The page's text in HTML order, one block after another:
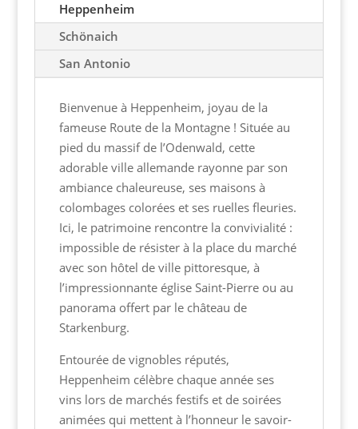
Heppenheim
Schönaich
San Antonio
Bienvenue à Heppenheim, joyau de la
fameuse Route de la Montagne ! Située au
pied du massif de l’Odenwald, cette
adorable ville allemande rayonne par son
ambiance chaleureuse, ses maisons à
colombages colorées et ses ruelles fleuries.
Ici, le patrimoine rencontre la convivialité :
impossible de résister à la place du marché
avec son hôtel de ville pittoresque, à
l’impressionnante église Saint-Pierre ou au
panorama offert par le château de
Starkenburg.
Entourée de vignobles réputés,
Heppenheim célèbre chaque année ses
vins lors de marchés festifs et de soirées
animées qui mettent à l’honneur le savoir-